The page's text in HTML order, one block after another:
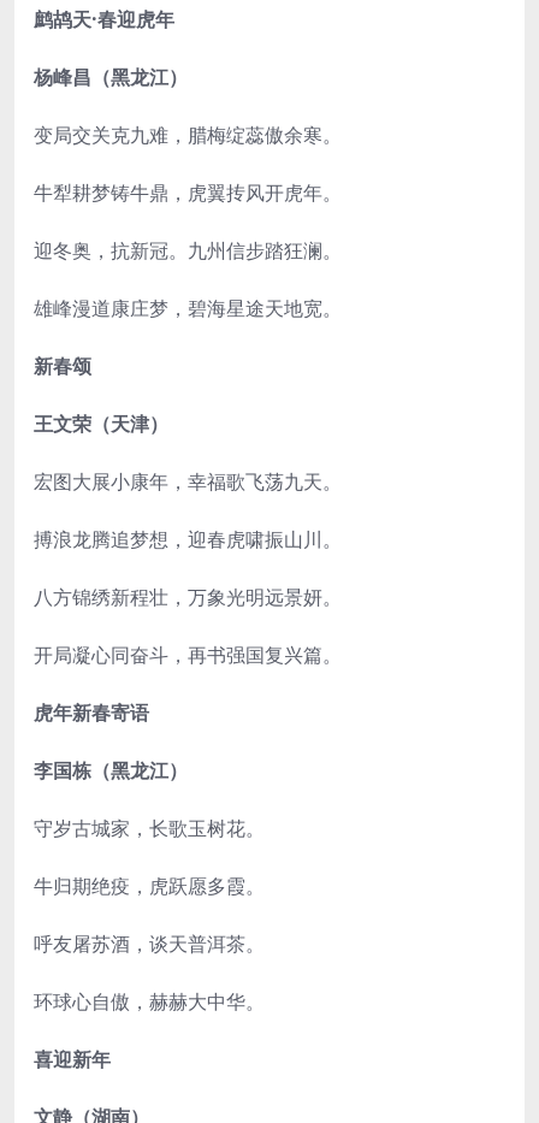
鹧鸪天·春迎虎年
杨峰昌（黑龙江）
变局交关克九难，腊梅绽蕊傲余寒。
牛犁耕梦铸牛鼎，虎翼抟风开虎年。
迎冬奥，抗新冠。九州信步踏狂澜。
雄峰漫道康庄梦，碧海星途天地宽。
新春颂
王文荣（天津）
宏图大展小康年，幸福歌飞荡九天。
搏浪龙腾追梦想，迎春虎啸振山川。
八方锦绣新程壮，万象光明远景妍。
开局凝心同奋斗，再书强国复兴篇。
虎年新春寄语
李国栋（黑龙江）
守岁古城家，长歌玉树花。
牛归期绝疫，虎跃愿多霞。
呼友屠苏酒，谈天普洱茶。
环球心自傲，赫赫大中华。
喜迎新年
文静（湖南）